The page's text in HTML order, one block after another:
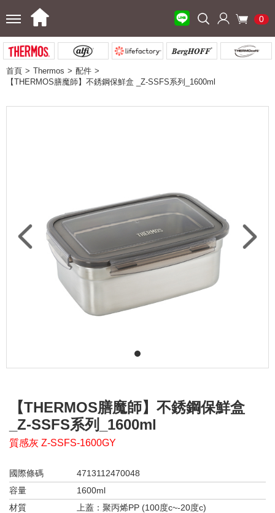
0
首頁 Thermos
配件
【THERMOS膳魔師】不銹鋼保鮮盒 _Z-SSFS系列_1600ml
【THERMOS膳魔師】不銹鋼保鮮盒
_Z-SSFS系列_1600ml
質感灰 Z-SSFS-1600GY
國際條碼
4713112470048
容量
1600ml
材質
上蓋：聚丙烯PP (100度c~-20度c)